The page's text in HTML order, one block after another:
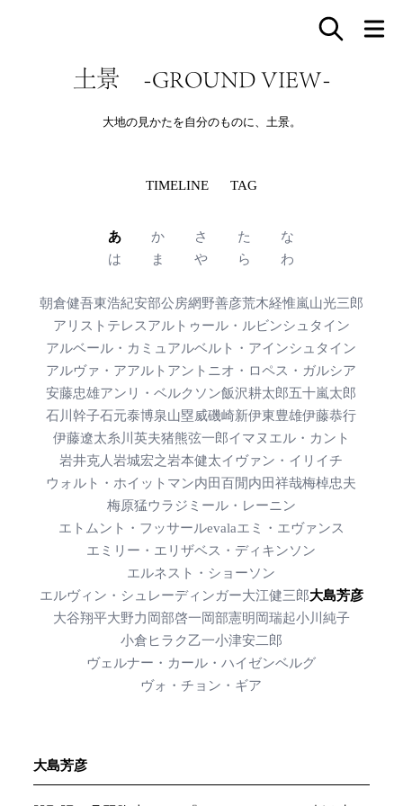
土景 -GROUND VIEW-
大地の見かたを自分のものに、土景。
TIMELINE TAG
あ か さ た
な
は
ま や ら わ
朝倉健吾東浩紀安部公房網野善彦荒木経惟嵐山光三郎
アリストテレスアルトゥール・ルビンシュタイン
アルベール・カミュ アルベルト・アインシュタイン
アルヴァ・アアルト アントニオ・ロペス・ガルシア
安藤忠雄アンリ・ベルクソン飯沢耕太郎五十嵐太郎
石川幹子石元泰博泉山塁威磯崎新伊東豊雄伊藤恭行
伊藤遼太糸川英夫猪熊弦一郎イマヌエル・カント
岩井克人岩城宏之岩本健太イヴァン・イリイチ
ウォルト・ホイットマン内田百閒内田祥哉梅棹忠夫
梅原猛ウラジミール・レーニン
エトムント・フッサールevalaエミ・エヴァンス
エミリー・エリザベス・ディキンソン
エルネスト・ショーソン
エルヴィン・シュレーディンガー大江健三郎大島芳彦
大谷翔平大野力 岡部啓一 岡部憲明 岡瑞起小川純子
小倉ヒラク 乙一小津安二郎
ヴェルナー・カール・ハイゼンベルグ
ヴォ・チョン・ギア
大島芳彦